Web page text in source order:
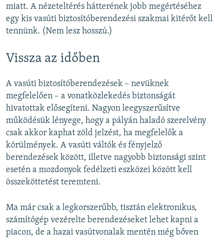
miatt. A nézeteltérés hátterének jobb megértéséhez
egy kis vasúti biztosítóberendezési szakmai kitérőt kell
tennünk. (Nem lesz hosszú.)
Vissza az időben
A vasúti biztosítóberendezések – nevüknek
megfelelően – a vonatközlekedés biztonságát
hivatottak elősegíteni. Nagyon leegyszerűsítve
működésük lényege, hogy a pályán haladó szerelvény
csak akkor kaphat zöld jelzést, ha megfelelők a
körülmények. A vasúti váltók és fényjelző
berendezések között, illetve nagyobb biztonsági szint
esetén a mozdonyok fedélzeti eszközei között kell
összeköttetést teremteni.
Ma már csak a legkorszerűbb, tisztán elektronikus,
számítógép vezérelte berendezéseket lehet kapni a
piacon, de a hazai vasútvonalak mentén még bőven